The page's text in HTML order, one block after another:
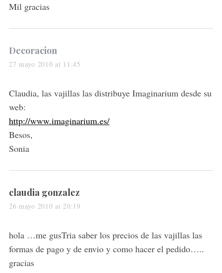
Mil gracias
s
a
s
:
Decoracion
27 mayo 2010 at 11:45
Claudia, las vajillas las distribuye Imaginarium desde su
web:
http://www.imaginarium.es/
Besos,
Sonia
s
a
s
:
claudia gonzalez
26 mayo 2010 at 20:19
hola …me gusTria saber los precios de las vajillas las
formas de pago y de envio y como hacer el pedido…..
gracias